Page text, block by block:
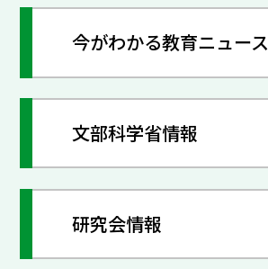
今がわかる教育ニュース
文部科学省情報
研究会情報